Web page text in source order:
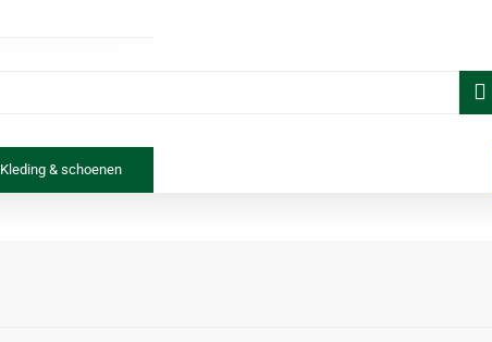
Kleding & schoenen